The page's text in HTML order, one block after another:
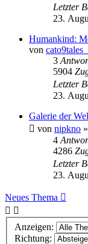
Letzter
23.
Humankind:
von
3
5904
Letzter
23.
Galerie der
von nipkno »
4
4286
Letzter
23.
Neues Thema
Anzeigen:
Richtung: